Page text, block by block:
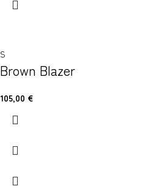
S
Brown Blazer
105,00 €